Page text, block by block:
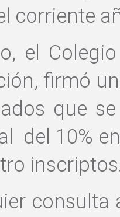
corriente
el
firmó
que
del 10%
consulta